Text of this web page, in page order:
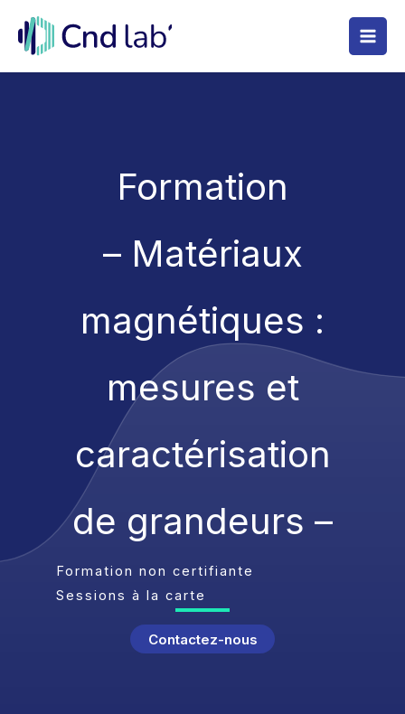
contenu
Formation
– Matériaux
magnétiques :
mesures et
caractérisation
de grandeurs –
Formation non certifiante
Sessions à la carte
Contactez-nous